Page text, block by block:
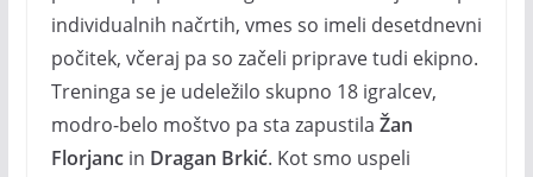
individualnih načrtih, vmes so imeli desetdnevni
počitek, včeraj pa so začeli priprave tudi ekipno.
Treninga se je udeležilo skupno 18 igralcev,
modro-belo moštvo pa sta zapustila Žan
Florjancin Dragan Brkić. Kot smo uspeli